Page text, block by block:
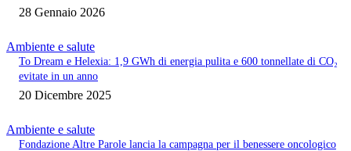
28 Gennaio 2026
Ambiente e salute
To Dream e Helexia: 1,9 GWh di energia pulita e 600 tonnellate di CO₂
evitate in un anno
20 Dicembre 2025
Ambiente e salute
Fondazione Altre Parole lancia la campagna per il benessere oncologico